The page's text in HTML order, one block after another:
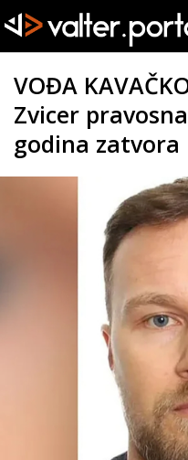
VOĐA
Zvicer
godina zatvora